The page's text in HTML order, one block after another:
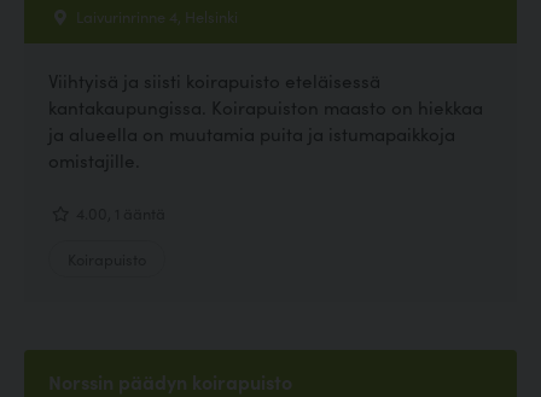
Laivurinrinne 4, Helsinki
Viihtyisä ja siisti koirapuisto eteläisessä
kantakaupungissa. Koirapuiston maasto on hiekkaa
ja alueella on muutamia puita ja istumapaikkoja
omistajille.
Norssin päädyn koirapuisto